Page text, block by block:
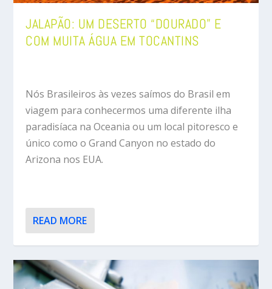
JALAPÃO: UM DESERTO “DOURADO” E
COM MUITA ÁGUA EM TOCANTINS
Nós Brasileiros às vezes saímos do Brasil em
viagem para conhecermos uma diferente ilha
paradisíaca na Oceania ou um local pitoresco e
único como o Grand Canyon no estado do
Arizona nos EUA.
READ MORE